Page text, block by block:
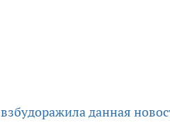
взбудоражила данная